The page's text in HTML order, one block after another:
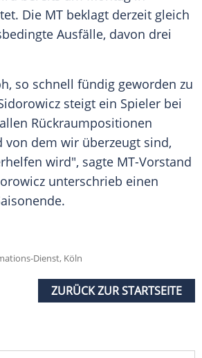
Die MT beklagt derzeit gleich
Ausfälle, davon drei
so schnell fündig geworden zu
steigt ein Spieler bei
Rückraumpositionen
von dem wir überzeugt sind,
wird", sagte MT-Vorstand
unterschrieb einen
Dienst, Köln
ZURÜCK ZUR STARTSEITE